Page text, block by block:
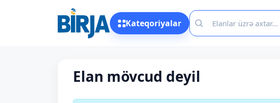
Kateqoriyalar
Elan mövcud deyil